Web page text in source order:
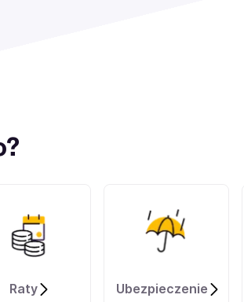
Raty Ubezpieczenie